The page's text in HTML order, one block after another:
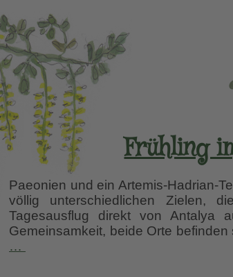
Frühling
Paeonien und ein Artemis-Hadrian-
völlig unterschiedlichen Zielen,
Tagesausflug direkt von Antalya
Gemeinsamkeit, beide Orte
…